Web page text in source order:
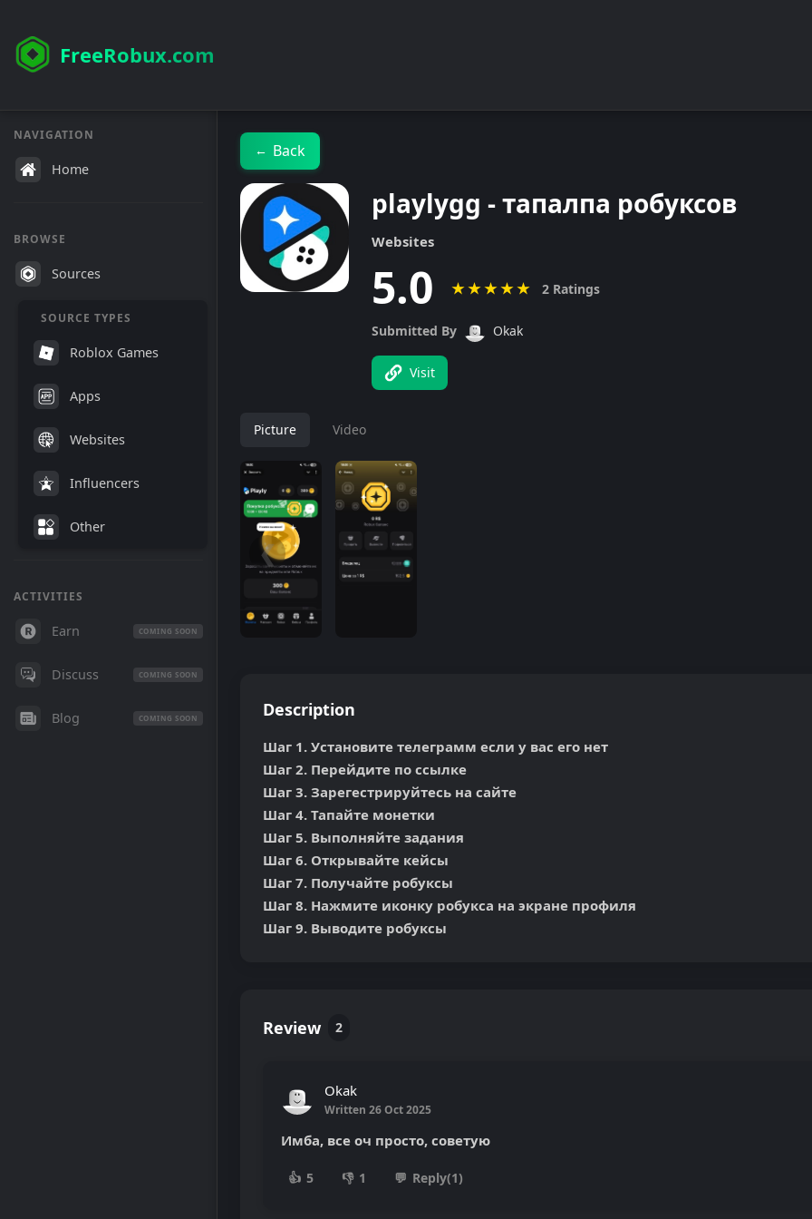
FreeRobux.com
NAVIGATION
Home
BROWSE
Sources
SOURCE TYPES
Roblox Games
Apps
Websites
Influencers
Other
ACTIVITIES
Earn COMING SOON
Discuss COMING SOON
Blog COMING SOON
← Back
playlygg - тапалпа робуксов
Websites
5.0 ★★★★★ 2 Ratings
Submitted By Okak
Visit
Picture Video
❮
Description
Шаг 1. Установите телеграмм если у вас его нет
Шаг 2. Перейдите по ссылке
Шаг 3. Зарегестрируйтесь на сайте
Шаг 4. Тапайте монетки
Шаг 5. Выполняйте задания
Шаг 6. Открывайте кейсы
Шаг 7. Получайте робуксы
Шаг 8. Нажмите иконку робукса на экране профиля
Шаг 9. Выводите робуксы
Review 2
Okak
Written 26 Oct 2025
Имба, все оч просто, советую
👍 5 👎 1 💬 Reply(1)